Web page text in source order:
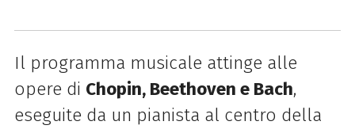
Il programma musicale attinge alle
opere di Chopin, Beethoven e Bach,
eseguite da un pianista al centro della